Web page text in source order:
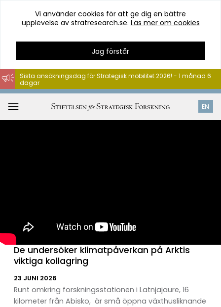
Hoppa
till
innehåll
Vi använder cookies för att ge dig en bättre
upplevelse av stratresearch.se. Läs mer om cookies
Jag förstår
EN
Sista ansökningsdag för Strategisk mobilitet 2026! - 1 månad 6
dagar
De undersöker klimatpåverkan på Arktis
viktiga kollagring
23 JUNI 2026
Runt omkring forskningsstationen i Latnjajaure, 16
kilometer från Abisko, är små öppna växthusliknande